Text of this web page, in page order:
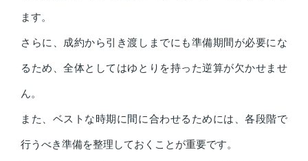
ます。
さらに、成約から引き渡しまでにも準備期間が必要にな
るため、全体としてはゆとりを持った逆算が欠かせませ
ん。
また、ベストな時期に間に合わせるためには、各段階で
行うべき準備を整理しておくことが重要です。